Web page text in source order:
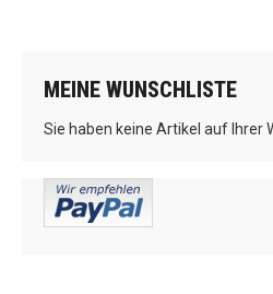
MEINE WUNSCHLISTE
Sie haben keine Artikel auf Ihrer